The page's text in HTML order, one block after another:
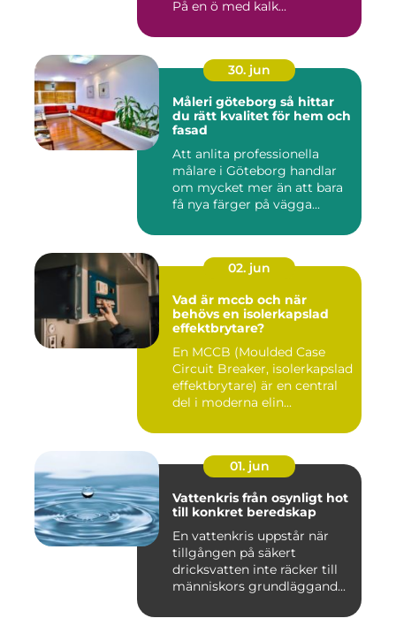
På en ö med kalk...
30. jun
Måleri göteborg så hittar
du rätt kvalitet för hem och
fasad
Att anlita professionella
målare i Göteborg handlar
om mycket mer än att bara
få nya färger på vägga...
02. jun
Vad är mccb och när
behövs en isolerkapslad
effektbrytare?
En MCCB (Moulded Case
Circuit Breaker, isolerkapslad
effektbrytare) är en central
del i moderna elin...
01. jun
Vattenkris från osynligt hot
till konkret beredskap
En vattenkris uppstår när
tillgången på säkert
dricksvatten inte räcker till
människors grundläggand...